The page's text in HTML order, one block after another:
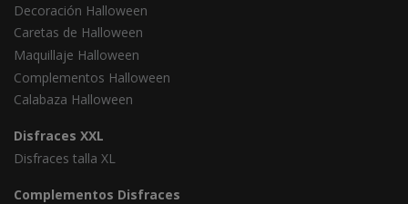
Decoración Halloween
Caretas de Halloween
Maquillaje Halloween
Complementos Halloween
Calabaza Halloween
Disfraces XXL
Disfraces talla XL
Complementos Disfraces